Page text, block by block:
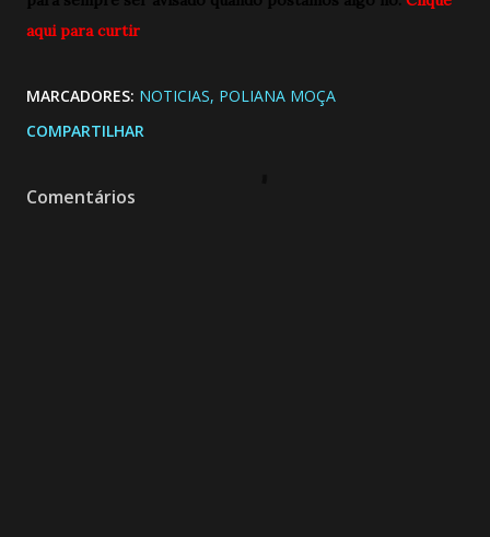
aqui para curtir
MARCADORES: NOTICIAS POLIANA MOÇA
COMPARTILHAR
Comentários